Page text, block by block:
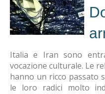
Italia e Iran sono
vocazione culturale. Le
hanno un ricco passato
le loro radici molto